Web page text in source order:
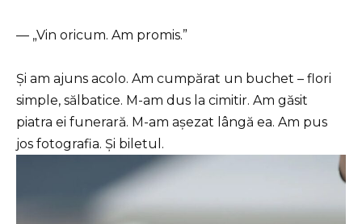
— „Vin oricum. Am promis.”
Și am ajuns acolo. Am cumpărat un buchet – flori
simple, sălbatice. M-am dus la cimitir. Am găsit
piatra ei funerară. M-am așezat lângă ea. Am pus
jos fotografia. Și biletul.